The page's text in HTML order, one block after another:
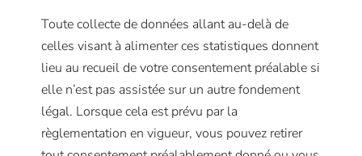
Toute collecte de données allant au-delà de
celles visant à alimenter ces statistiques donnent
lieu au recueil de votre consentement préalable si
elle n’est pas assistée sur un autre fondement
légal. Lorsque cela est prévu par la
règlementation en vigueur, vous pouvez retirer